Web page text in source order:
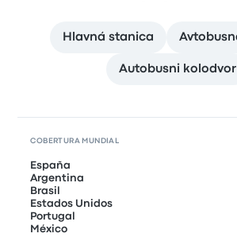
Hlavná stanica
Autobusni kolodvor
COBERTURA MUNDIAL
España
Argentina
Brasil
Estados Unidos
Portugal
México